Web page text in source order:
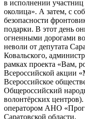
в исполнении
околица». А затем, с
безопасности
подарки. В этот день
огненными дорогами
неволи от депутата
Ковальского,
рамках проекта «Вам,
Всероссийской акции
Всероссийское
Общероссийский
волонтёрских
оператором АНО
Саратовской области.